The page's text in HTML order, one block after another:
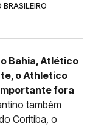
Bahia, Atlético
o Athletico
fora
também
Coritiba, o